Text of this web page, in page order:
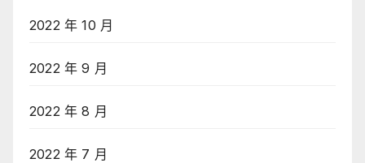
2022 年 10 月
2022 年 9 月
2022 年 8 月
2022 年 7 月